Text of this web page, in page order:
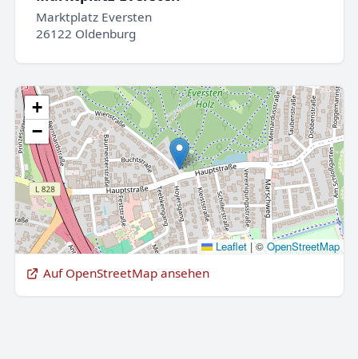
Marktplatz Eversten
26122 Oldenburg
+
−
Leaflet |©OpenStreetMap
Auf OpenStreetMap ansehen